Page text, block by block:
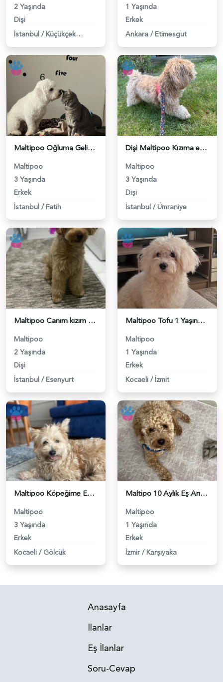
2 Yaşında
Dişi
İstanbul / Küçükçekmece
1 Yaşında
Erkek
Ankara / Etimesgut
Maltipoo Oğluma Gelin Arıyorum - 118983588
Maltipoo
3 Yaşında
Erkek
İstanbul / Fatih
Dişi Maltipoo Kızıma eş arıyorum - 118983516
Maltipoo
3 Yaşında
Dişi
İstanbul / Ümraniye
Maltipoo Canım kızım 2 Yaşında - 118983467
Maltipoo
2 Yaşında
Dişi
İstanbul / Esenyurt
Maltipoo Tofu 1 Yaşında Eş Arıyor - 118983372
Maltipoo
1 Yaşında
Erkek
Kocaeli / İzmit
Maltipoo Köpeğime Eş Arıyorum 3 Yaşında - 118983309
Maltipoo
3 Yaşında
Erkek
Kocaeli / Gölcük
Maltipo 10 Aylık Eş Arıyor - 118983271
Maltipoo
1 Yaşında
Erkek
İzmir / Karşıyaka
Anasayfa
İlanlar
Eş İlanlar
Soru-Cevap